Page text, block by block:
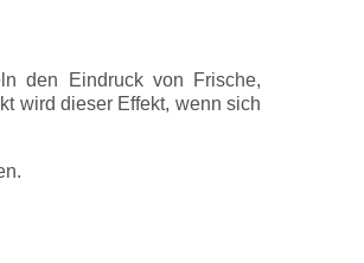
den Eindruck von Frische,
wird dieser Effekt, wenn sich